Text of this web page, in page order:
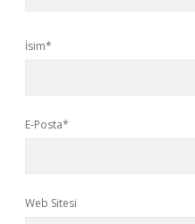
İsim*
E-Posta*
Web Sitesi